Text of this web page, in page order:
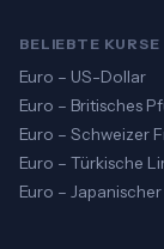
BELIEBTE KURSE
Euro – US-Dollar
Euro – Britisches
Euro – Schweizer
Euro – Türkische
Euro – Japanischer